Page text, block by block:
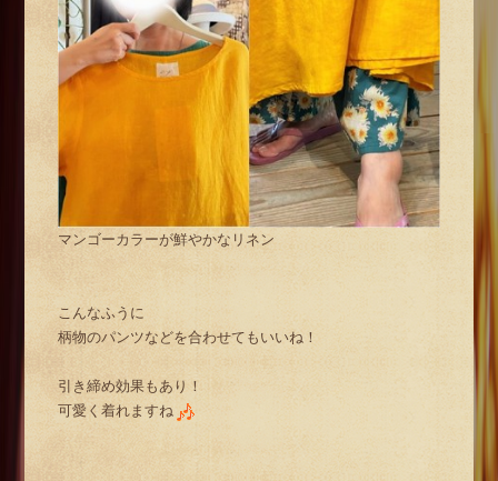
マンゴーカラーが鮮やかなリネン
こんなふうに
柄物のパンツなどを合わせてもいいね！
引き締め効果もあり！
可愛く着れますね